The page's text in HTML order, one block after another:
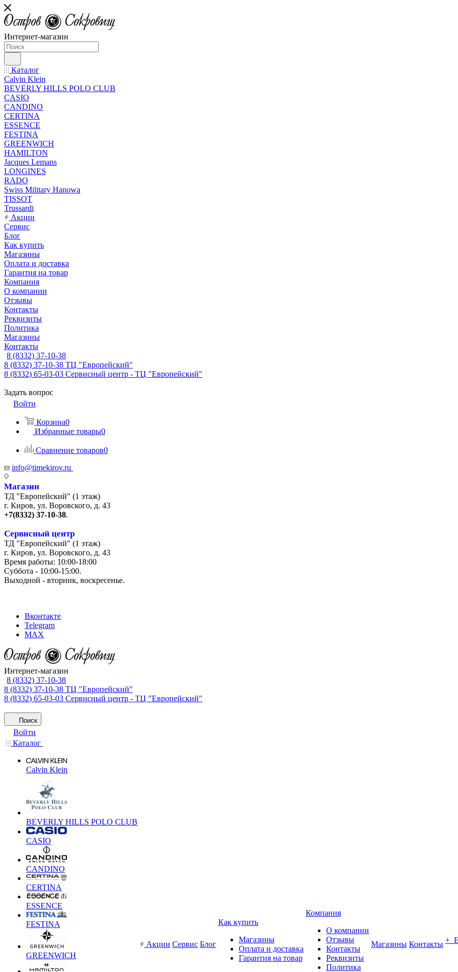
Интернет-магазин
Каталог
Calvin Klein
BEVERLY HILLS POLO CLUB
CASIO
CANDINO
CERTINA
ESSENCE
FESTINA
GREENWICH
HAMILTON
Jacques Lemans
LONGINES
RADO
Swiss Military Hanowa
TISSOT
Trussardi
Акции
Сервис
Блог
Как купить
Магазины
Оплата и доставка
Гарантия на товар
Компания
О компании
Отзывы
Контакты
Реквизиты
Политика
Магазины
Контакты
8 (8332) 37-10-38
8 (8332) 37-10-38 ТЦ "Европейский"
8 (8332) 65-03-03 Сервисный центр - ТЦ "Европейский"
Задать вопрос
Войти
Корзина0
Избранные товары0
Сравнение товаров0
info@timekirov.ru
Магазин
ТД "Европейский" (1 этаж)
г. Киров, ул. Воровского, д. 43
+7(8332) 37-10-38.
Сервисный центр
ТД "Европейский" (1 этаж)
г. Киров, ул. Воровского, д. 43
Время работы: 10:00-18:00
Суббота - 10:00-15:00.
Выходной - вторник, воскресенье.
Вконтакте
Telegram
MAX
Интернет-магазин
8 (8332) 37-10-38
8 (8332) 37-10-38 ТЦ "Европейский"
8 (8332) 65-03-03 Сервисный центр - ТЦ "Европейский"
Поиск
Войти
Каталог
Calvin Klein
BEVERLY HILLS POLO CLUB
CASIO
CANDINO
CERTINA
ESSENCE
FESTINA
GREENWICH
Акции Сервис Блог
Как купить
Магазины
Оплата и доставка
Гарантия на товар
Компания
О компании
Отзывы
Контакты
Реквизиты
Политика
Магазины Контакты +